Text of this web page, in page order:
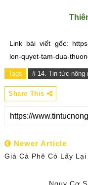
Link bài viết gốc:
lon-quyet-tam-dua-
Tags # 14. Tin tức nông
Share This
Newer Article
Giá Cà Phê Có Lấy
Nguy Cơ